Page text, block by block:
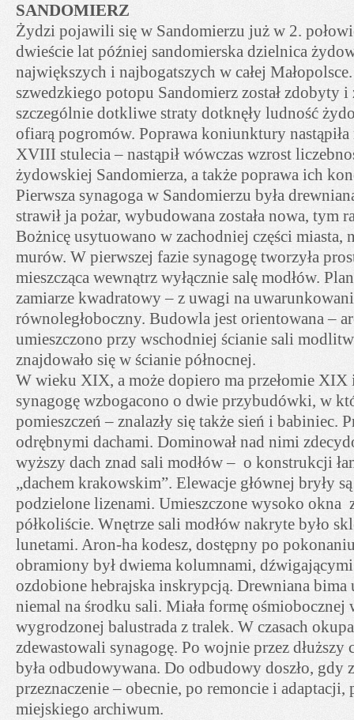
SANDOMIERZ
Żydzi pojawili się w Sandomierzu już w 2.
dwieście lat później sandomierska dzielnica
największych i najbogatszych w całej
szwedzkiego potopu Sandomierz został zdobyty i
szczególnie dotkliwe straty dotknęły ludność
ofiarą pogromów. Poprawa koniunktury
XVIII stulecia – nastąpił wówczas wzrost
żydowskiej Sandomierza, a także poprawa ich
Pierwsza synagoga w Sandomierzu była
strawił ja pożar, wybudowana została nowa, tym
Bożnicę usytuowano w zachodniej części miasta,
murów. W pierwszej fazie synagogę tworzyła
mieszcząca wewnątrz wyłącznie salę modłów.
zamiarze kwadratowy – z uwagi na
równoległoboczny. Budowla jest orientowana –
umieszczono przy wschodniej ścianie sali
znajdowało się w ścianie północnej.
W wieku XIX, a może dopiero ma przełomie
synagogę wzbogacono o dwie przybudówki, w
pomieszczeń – znalazły się także sień i babiniec.
odrębnymi dachami. Dominował nad nimi
wyższy dach znad sali modłów – o konstrukcji
„dachem krakowskim”. Elewacje głównej bryły
podzielone lizenami. Umieszczone wysoko okna
półkoliście. Wnętrze sali modłów nakryte było
lunetami. Aron-ha kodesz, dostępny po
obramiony był dwiema kolumnami,
ozdobione hebrajska inskrypcją. Drewniana bima
niemal na środku sali. Miała formę ośmiobocznej
wygrodzonej balustrada z tralek. W czasach
zdewastowali synagogę. Po wojnie przez dłuższy
była odbudowywana. Do odbudowy doszło, gdy
przeznaczenie – obecnie, po remoncie i adaptacji,
miejskiego archiwum.